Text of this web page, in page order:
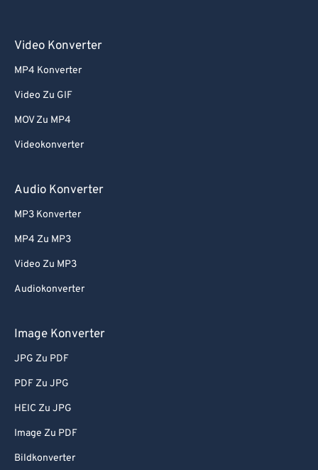
Video Konverter
MP4 Konverter
Video Zu GIF
MOV Zu MP4
Videokonverter
Audio Konverter
MP3 Konverter
MP4 Zu MP3
Video Zu MP3
Audiokonverter
Image Konverter
JPG Zu PDF
PDF Zu JPG
HEIC Zu JPG
Image Zu PDF
Bildkonverter